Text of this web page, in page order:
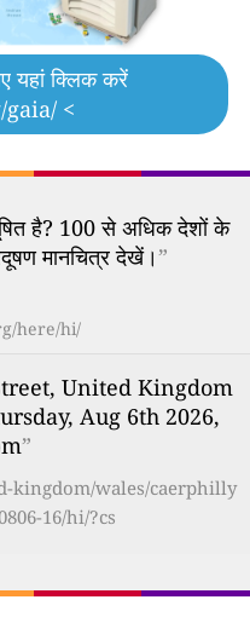
यहां क्लिक करें
<
है? 100 से अधिक देशों के
मानचित्र देखें।”
here/hi/
United Kingdom
Aug 6th 2026,
”
kingdom/wales/caerphilly
16/hi/?cs